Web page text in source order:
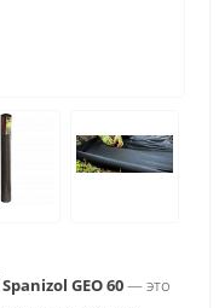
Spanizol GEO 60— это